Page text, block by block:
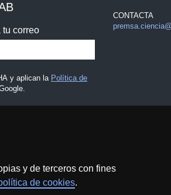
y de terceros con fines
de cookies.
tu correo
y aplican la Política de
CONTACTA
de datos Sobre el web